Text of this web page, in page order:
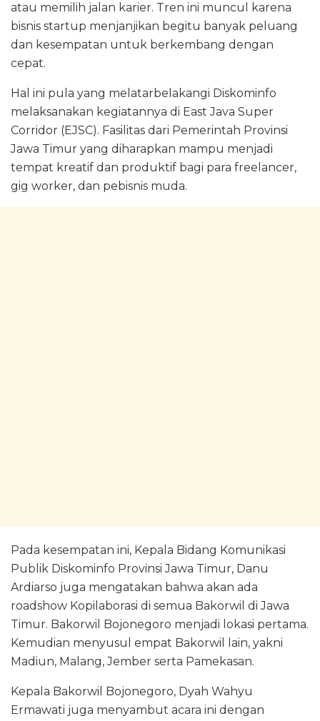
atau memilih jalan karier. Tren ini muncul karena
bisnis startup menjanjikan begitu banyak peluang
dan kesempatan untuk berkembang dengan
cepat.
Hal ini pula yang melatarbelakangi Diskominfo
melaksanakan kegiatannya di East Java Super
Corridor (EJSC). Fasilitas dari Pemerintah Provinsi
Jawa Timur yang diharapkan mampu menjadi
tempat kreatif dan produktif bagi para freelancer,
gig worker, dan pebisnis muda.
Pada kesempatan ini, Kepala Bidang Komunikasi
Publik Diskominfo Provinsi Jawa Timur, Danu
Ardiarso juga mengatakan bahwa akan ada
roadshow Kopilaborasi di semua Bakorwil di Jawa
Timur. Bakorwil Bojonegoro menjadi lokasi pertama.
Kemudian menyusul empat Bakorwil lain, yakni
Madiun, Malang, Jember serta Pamekasan.
Kepala Bakorwil Bojonegoro, Dyah Wahyu
Ermawati juga menyambut acara ini dengan